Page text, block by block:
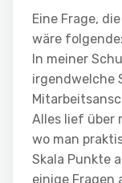
Eine Frage,
wäre folgende:
In meiner
irgendwelche
Alles lief über
wo man
Skala Punkte
einige Fragen